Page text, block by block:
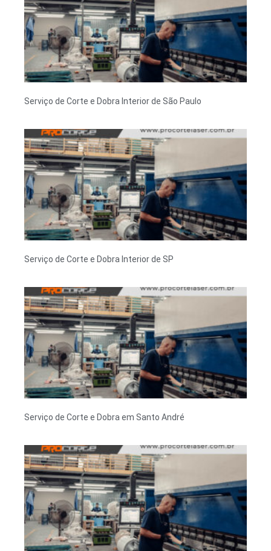
Serviço de Corte e Dobra Interior de São Paulo
Serviço de Corte e Dobra Interior de SP
Serviço de Corte e Dobra em Santo André